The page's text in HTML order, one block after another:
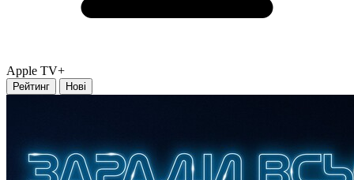
Apple TV+
Рейтинг Нові